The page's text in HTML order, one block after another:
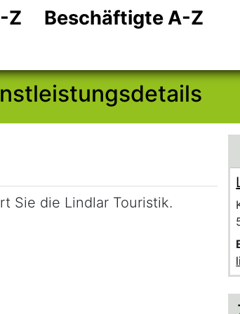
Zum Header
Zum Hauptinhalt
Zum Footer
Z
Beschäftigte A-Z
Sie die Lindlar Touristik.